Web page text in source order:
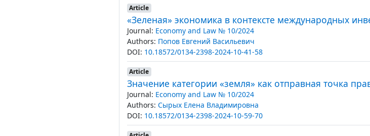
Article
«Зеленая» экономика в контексте международных
Journal: Economy and Law № 10/2024
Authors: Попов Евгений Васильевич
DOI: 10.18572/0134-2398-2024-10-41-58
Article
Значение категории «земля» как отправная точка
Journal: Economy and Law № 10/2024
Authors: Cырых Елена Владимировна
DOI: 10.18572/0134-2398-2024-10-59-70